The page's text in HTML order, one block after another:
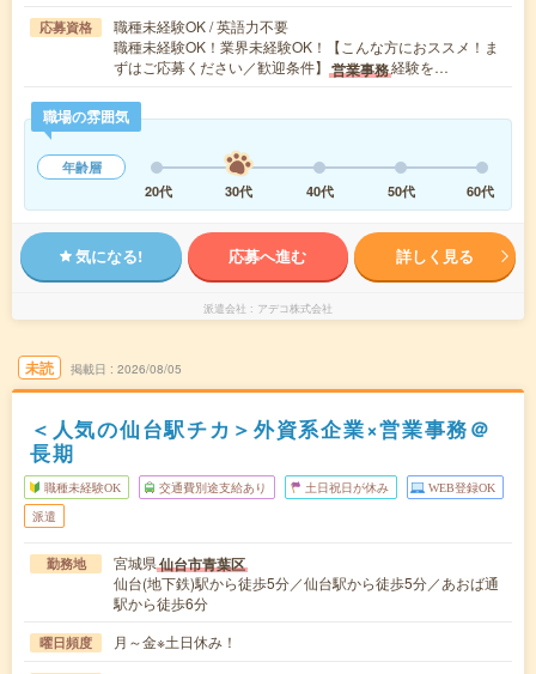
応募資格
職種未経験OK / 英語力不要
職種未経験OK！業界未経験OK！【こんな方におススメ！ま
ずはご応募ください／歓迎条件】 営業事務経験を…
職場の雰囲気
年齢層
20代
30代 40代 50代 60代
気になる! 応募へ進む 詳しく見る
派遣会社 アデコ株式会社
未読 掲載日 2026/08/05
＜人気の仙台駅チカ＞外資系企業×営業事務＠
長期
職種未経験OK 交通費別途支給あり 土日祝日が休み WEB登録OK
派遣
勤務地 宮城県仙台市青葉区
仙台(地下鉄)駅から徒歩5分／仙台駅から徒歩5分／あおば通
駅から徒歩6分
曜日頻度 月～金※土日休み！